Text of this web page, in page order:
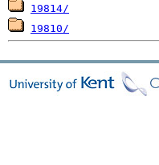
19814/
19810/